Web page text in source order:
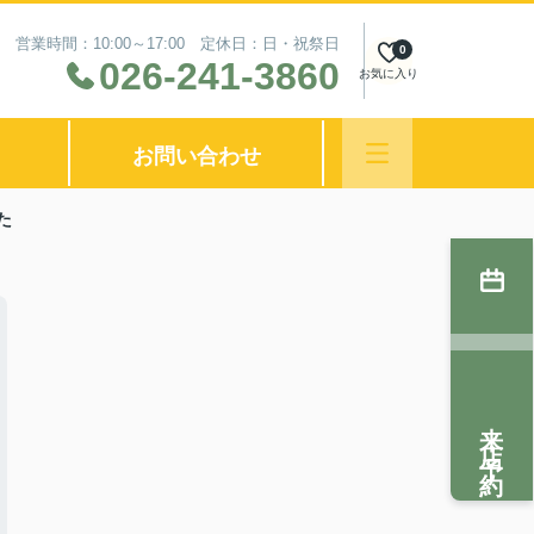
営業時間：10:00～17:00 定休日：日・祝祭日
026-241-3860 お気に入り
0
お問い合わせ
来店予約